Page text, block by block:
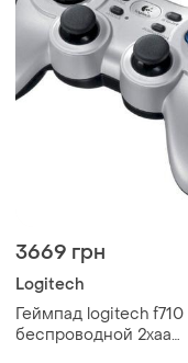
3669 грн
Logitech
Геймпад logitech f710
беспроводной 2хaa